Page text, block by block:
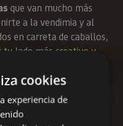
que van mucho más
a la vendimia y al
en carreta de caballos,
tu lado más creativo y
visitas con cata a
cookies
experiencia de